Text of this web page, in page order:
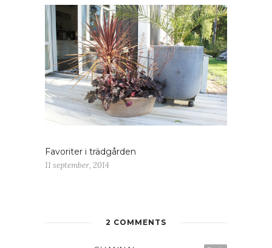
Favoriter i trädgården
11 september, 2014
2 COMMENTS